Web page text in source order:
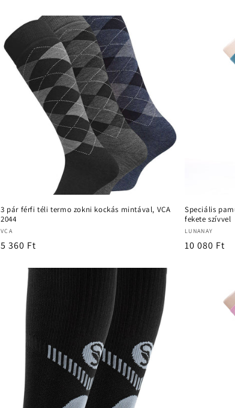
3 pár férfi téli termo zokni kockás mintával, VCA
2044
Forgalmazó:
VCA
Normál
5 360 Ft
Speciális
fekete szívvel
Forgalmazó:
LUNANAY
Normál
10 080 Ft